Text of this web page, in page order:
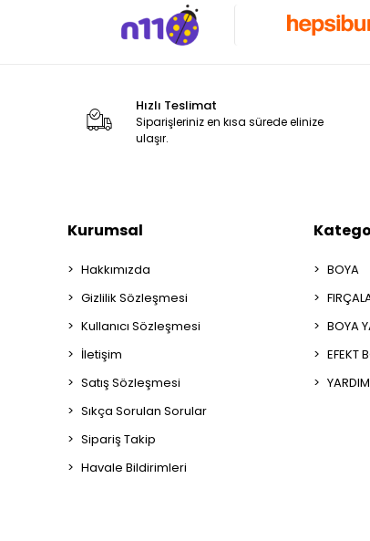
Hızlı Teslimat
Siparişleriniz en kısa sürede elinize
ulaşır.
Kurumsal
Hakkımızda
Gizlilik Sözleşmesi
Kullanıcı Sözleşmesi
İletişim
Satış Sözleşmesi
Sıkça Sorulan Sorular
Sipariş Takip
Havale Bildirimleri
BOYA
BOYA
EFEKT